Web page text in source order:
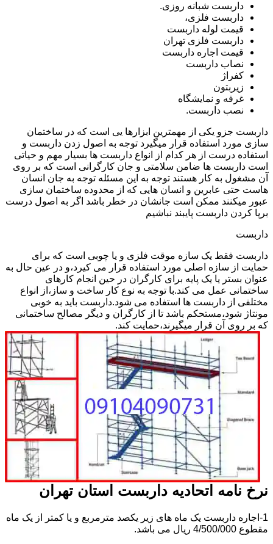
داربست شبانه روزی.
داربست فلزی،
قیمت لوله داربست
داربست فلزی تهران
قیمت اجاره داربست
نصاب داربست
کفراژ
زیربتون
غرفه و نمایشگاه
نصب داربست.
داربست جزو یکی از مهمترین ابزارها یی است که در ساختمان
سازی مورد استفاده قرار میگیرد توجه به اصول زدن داربست و
استفاده درست از هر کدام از انواع داربست ها بسیار مهم و حیاتی
است داربست ها ضامن سلامتی و جان کارگرانی است که بر روی
آن مشغول به کار هستند توجه به این مسئله توجه به جان انسان
هاست حتی عابرین و انسان هایی که از محدوده ساختمان سازی
عبور میکنند ممکن است جانشان در خطر باشد اگر به اصول درست
برپا کردن داربست پایبند نباشیم
داربست
داربست فقط یک سازه موقت فلزی و یا چوبی است که برای
حمایت از سازه اصلی مورد استفاده قرار می کیرد،و در عین حال به
عنوان بستر یا یک پایه برای کارگران در حین انجام کارهای
ساختمانی عمل می کند.با توجه به نوع کار ساخت و ساز،از انواع
مختلفی از داربست ها استفاده می شود.داربست باید به خوبی
مونتاژ شود،مستحکم باشد تا از کارگران و دیگر مصالح ساختمانی
که بر روی آن قرار میگیرند،حمایت کند.
نرخ نامه اتحادیه داربست استان تهران
1-اجاره داربست یک ماه های زیر یکصد مترمربع و یا کمتر از یک ماه
مقطوع 4/500/000 ریال می باشد.